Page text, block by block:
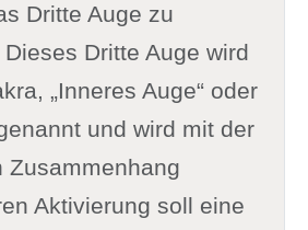
Dritte Auge zu
Dritte Auge wird
„Inneres Auge“ oder
und wird mit der
Zusammenhang
Aktivierung soll eine